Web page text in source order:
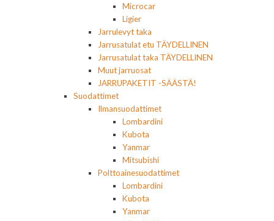
Microcar
Ligier
Jarrulevyt taka
Jarrusatulat etu TÄYDELLINEN
Jarrusatulat taka TÄYDELLINEN
Muut jarruosat
JARRUPAKETIT -SÄÄSTÄ!
Suodattimet
Ilmansuodattimet
Lombardini
Kubota
Yanmar
Mitsubishi
Polttoainesuodattimet
Lombardini
Kubota
Yanmar